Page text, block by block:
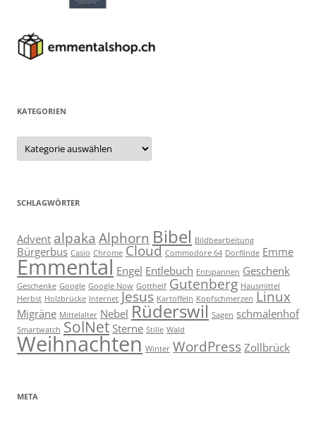
KATEGORIEN
Kategorien
SCHLAGWÖRTER
Advent alpaka Alphorn Bibel Bildbearbeitung
Bürgerbus Casio Chrome Cloud Commodore 64 Dorflinde Emme
Emmental Engel Entlebuch Entspannen Geschenk
Geschenke Google Google Now Gotthelf Gutenberg Hausmittel
Herbst Holzbrücke Internet Jesus Kartoffeln Kopfschmerzen Linux
Migräne Mittelalter Nebel Rüderswil Sagen schmalenhof
Smartwatch SolNet Sterne Stille Wald
Weihnachten Winter WordPress Zollbrück
META